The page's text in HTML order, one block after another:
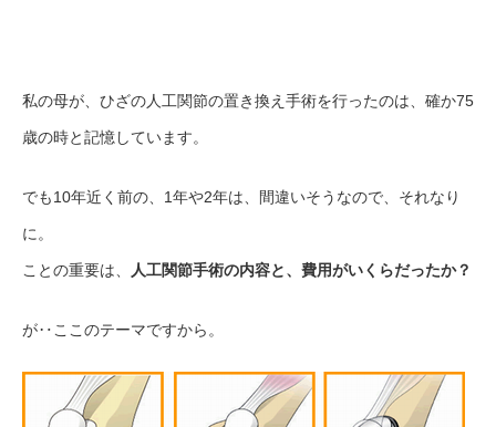
私の母が、ひざの人工関節の置き換え手術を行ったのは、確か75
歳の時と記憶しています。
でも10年近く前の、1年や2年は、間違いそうなので、それなり
に。
ことの重要は、 人工関節手術の内容と、費用がいくらだったか？
が‥ここのテーマですから。